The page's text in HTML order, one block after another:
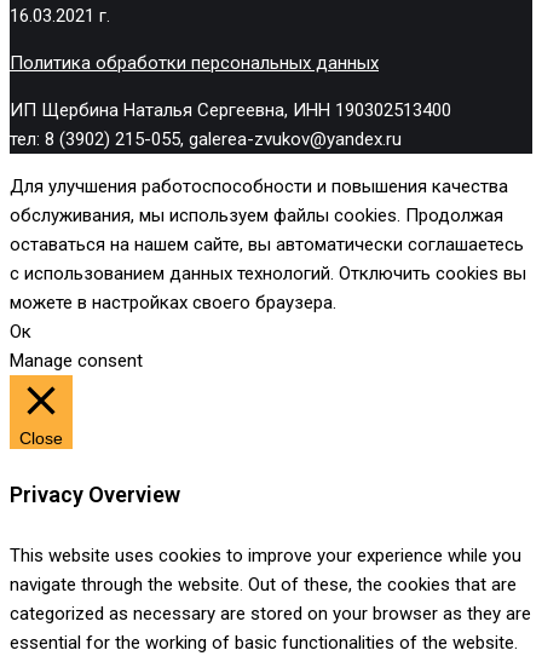
16.03.2021 г.
Политика обработки персональных данных
ИП Щербина Наталья Сергеевна, ИНН 190302513400
тел: 8 (3902) 215-055, galerea-zvukov@yandex.ru
Для улучшения работоспособности и повышения качества
обслуживания, мы используем файлы cookies. Продолжая
оставаться на нашем сайте, вы автоматически соглашаетесь
с использованием данных технологий. Отключить cookies вы
можете в настройках своего браузера.
Ок
Manage consent
Close
Privacy Overview
This website uses cookies to improve your experience while you
navigate through the website. Out of these, the cookies that are
categorized as necessary are stored on your browser as they are
essential for the working of basic functionalities of the website.